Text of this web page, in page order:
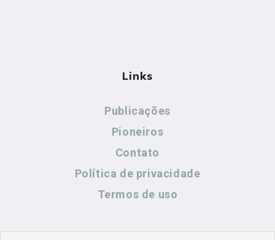
Links
Publicações
Pioneiros
Contato
Política de privacidade
Termos de uso